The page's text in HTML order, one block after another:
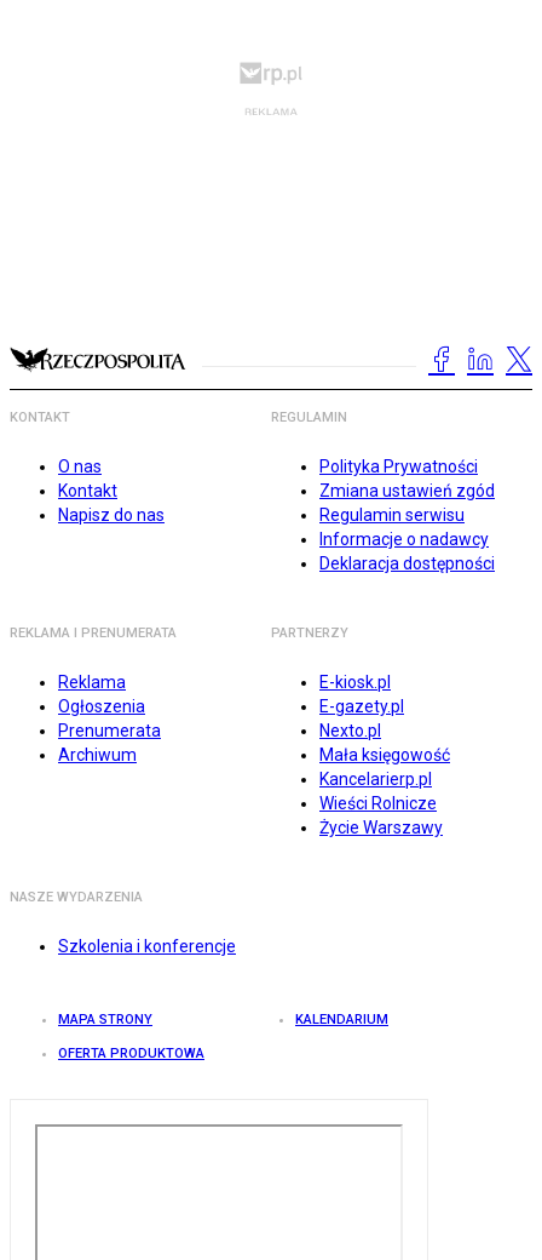
KONTAKT
O nas
Kontakt
Napisz do nas
REGULAMIN
Polityka Prywatności
Zmiana ustawień zgód
Regulamin serwisu
Informacje o nadawcy
Deklaracja dostępności
REKLAMA I PRENUMERATA
Reklama
Ogłoszenia
Prenumerata
Archiwum
PARTNERZY
E-kiosk.pl
E-gazety.pl
Nexto.pl
Mała księgowość
Kancelarierp.pl
Wieści Rolnicze
Życie Warszawy
NASZE WYDARZENIA
Szkolenia i konferencje
MAPA STRONY KALENDARIUM
OFERTA PRODUKTOWA